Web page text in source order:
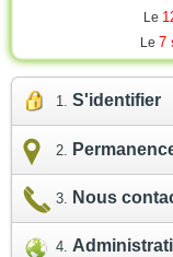
Le
Le 7
S'identifier
Nous